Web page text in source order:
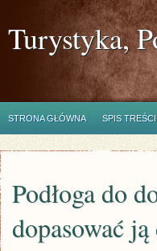
Turystyka,
STRONA GŁÓWNA SPIS TREŚCI
Podłoga do
dopasować